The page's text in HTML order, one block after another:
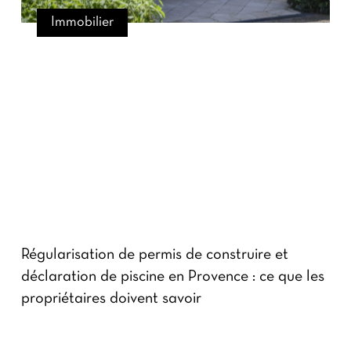
Immobilier
Régularisation de permis de construire et
déclaration de piscine en Provence : ce que les
propriétaires doivent savoir